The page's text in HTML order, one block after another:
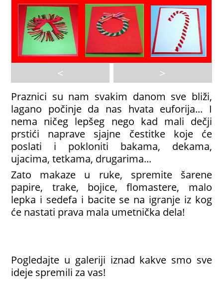
< >
Praznici su nam svakim danom sve bliži,
lagano počinje da nas hvata euforija... I
nema ničeg lepšeg nego kad mali dečji
prstići naprave sjajne čestitke koje će
poslati i pokloniti bakama, dekama,
ujacima, tetkama, drugarima...
Zato makaze u ruke, spremite šarene
papire, trake, bojice, flomastere, malo
lepka i sedefa i bacite se na igranje iz kog
će nastati prava mala umetnička dela!
Pogledajte u galeriji iznad kakve smo sve
ideje spremili za vas!